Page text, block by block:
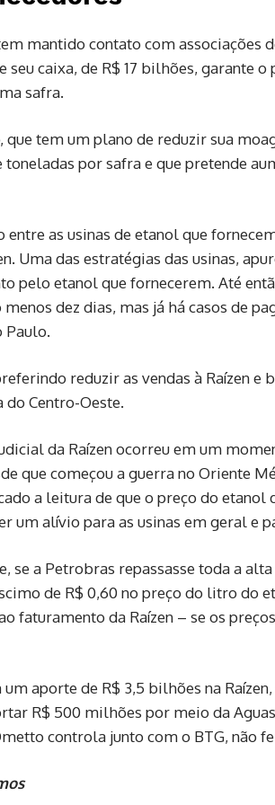
mantido contato com associações
caixa, de R$ 17 bilhões, garante o
safra.
tem um plano de reduzir sua
por safra e que pretende
entre as usinas de etanol que
Uma das estratégias das usinas,
pelo etanol que fornecerem. Até
dez dias, mas já há casos de
Paulo.
reduzir as vendas à Raízen e
do Centro-Oeste.
da Raízen ocorreu em um
que começou a guerra no Oriente
a leitura de que o preço do
um alívio para as usinas em geral e
se a Petrobras repassasse toda a
de R$ 0,60 no preço do litro do
faturamento da Raízen – se os
aporte de R$ 3,5 bilhões na
R$ 500 milhões por meio da
controla junto com o BTG, não